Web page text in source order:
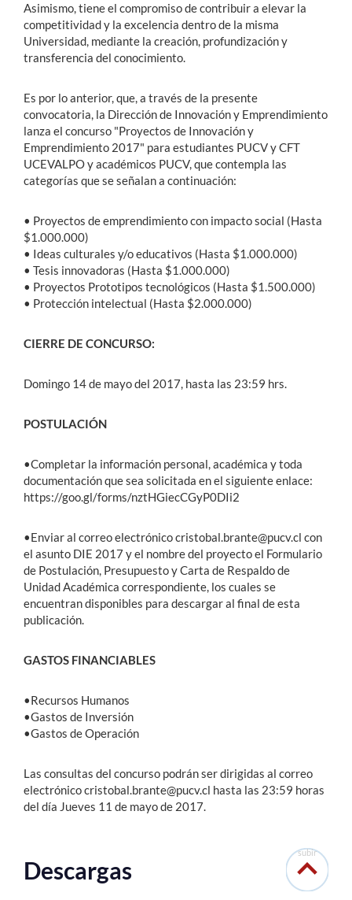
Asimismo, tiene el compromiso de contribuir a elevar la
competitividad y la excelencia dentro de la misma
Universidad, mediante la creación, profundización y
transferencia del conocimiento.
Es por lo anterior, que, a través de la presente
convocatoria, la Dirección de Innovación y Emprendimiento
lanza el concurso "Proyectos de Innovación y
Emprendimiento 2017" para estudiantes PUCV y CFT
UCEVALPO y académicos PUCV, que contempla las
categorías que se señalan a continuación:
• Proyectos de emprendimiento con impacto social (Hasta
$1.000.000)
• Ideas culturales y/o educativos (Hasta $1.000.000)
• Tesis innovadoras (Hasta $1.000.000)
• Proyectos Prototipos tecnológicos (Hasta $1.500.000)
• Protección intelectual (Hasta $2.000.000)
CIERRE DE CONCURSO:
Domingo 14 de mayo del 2017, hasta las 23:59 hrs.
POSTULACIÓN
•Completar la información personal, académica y toda
documentación que sea solicitada en el siguiente enlace:
https://goo.gl/forms/nztHGiecCGyP0DIi2
•Enviar al correo electrónico cristobal.brante@pucv.cl con
el asunto DIE 2017 y el nombre del proyecto el Formulario
de Postulación, Presupuesto y Carta de Respaldo de
Unidad Académica correspondiente, los cuales se
encuentran disponibles para descargar al final de esta
publicación.
GASTOS FINANCIABLES
•Recursos Humanos
•Gastos de Inversión
•Gastos de Operación
Las consultas del concurso podrán ser dirigidas al correo
electrónico cristobal.brante@pucv.cl hasta las 23:59 horas
del día Jueves 11 de mayo de 2017.
Descargas
subir